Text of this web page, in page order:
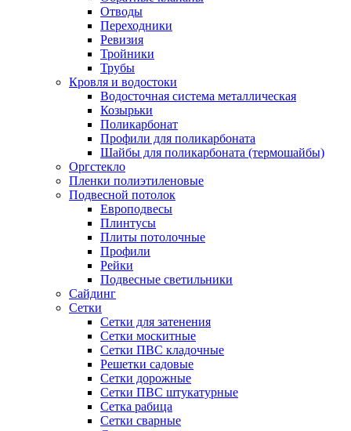
Отводы
Переходники
Ревизия
Тройники
Трубы
Кровля и водостоки
Водосточная система металлическая
Козырьки
Поликарбонат
Профили для поликарбоната
Шайбы для поликарбоната (термошайбы)
Оргстекло
Пленки полиэтиленовые
Подвесной потолок
Европодвесы
Плинтусы
Плиты потолочные
Профили
Рейки
Подвесные светильники
Сайдинг
Сетки
Сетки для затенения
Сетки москитные
Сетки ПВС кладочные
Решетки садовые
Сетки дорожные
Сетки ПВС штукатурные
Сетка рабица
Сетки сварные